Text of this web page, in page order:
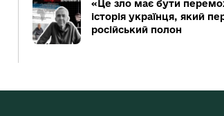
«Це зло має бути
історія українця, який
російський полон